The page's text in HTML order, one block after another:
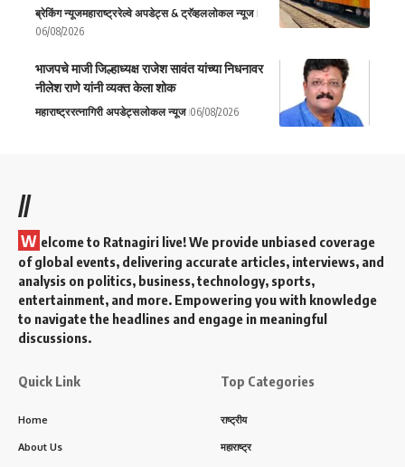
ब्रेकिंग न्यूजमहाराष्ट्ररेल्वे अपडेट्स & ट्रॅव्हललोकल न्यूज
06/08/2026
भाजपचे माजी जिल्हाध्यक्ष राजेश सावंत यांच्या निधनावर
नीलेश राणे यांनी व्यक्त केला शोक
महाराष्ट्ररत्नागिरी अपडेट्सलोकल न्यूज 06/08/2026
//
W elcome to Ratnagiri live! We provide unbiased coverage
of global events, delivering accurate articles, interviews, and
analysis on politics, business, technology, sports,
entertainment, and more. Empowering you with knowledge
to navigate the headlines and engage in meaningful
discussions.
Quick Link
Home
About Us
Top Categories
राष्ट्रीय
महाराष्ट्र